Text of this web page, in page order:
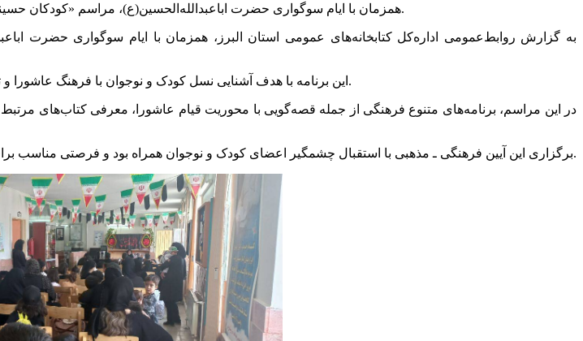
همزمان با ایام سوگواری حضرت اباعبدالله‌الحسین(ع)، مراسم «کودکان حسینی» با حضور و استقبال پرشور کودکان و نوجوانان در کتابخانه‌عمومی بقیة‌الله(عج) هیو برگزار شد.
به گزارش روابط‌عمومی اداره‌کل کتابخانه‌های‌ عمومی استان‌ البرز، همزمان با ایام سوگواری حضرت
این برنامه با هدف آشنایی نسل کودک و نوجوان با فرهنگ عاشورا و ترویج ارزش‌های دینی و معنوی برگزار شد و فضایی سرشار از شور حسینی را در کتابخانه رقم زد.
در این مراسم، برنامه‌های متنوع فرهنگی از جمله قصه‌گویی با محوریت قیام عاشورا، معرفی کتاب‌های
برگزاری این آیین فرهنگی ـ مذهبی با استقبال چشمگیر اعضای کودک و نوجوان همراه بود و فرصتی مناسب برای پیوند هرچه بیشتر نسل جوان با آموزه‌های عاشورایی و فعالیت‌های فرهنگی کتابخانه فراهم کرد.